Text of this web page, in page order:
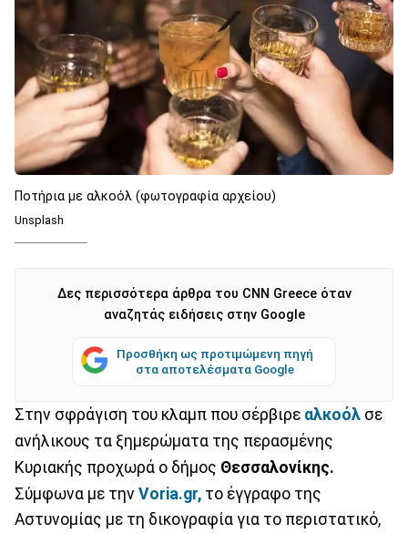
Ποτήρια με αλκοόλ (φωτογραφία αρχείου)
Unsplash
Δες περισσότερα άρθρα του CNN Greece όταν
αναζητάς ειδήσεις στην Google
Προσθήκη ως προτιμώμενη πηγή
στα αποτελέσματα Google
Στην σφράγιση του κλαμπ που σέρβιρε αλκοόλ σε
ανήλικους τα ξημερώματα της περασμένης
Κυριακής προχωρά ο δήμος Θεσσαλονίκης.
Σύμφωνα με την Voria.gr, το έγγραφο της
Αστυνομίας με τη δικογραφία για το περιστατικό,